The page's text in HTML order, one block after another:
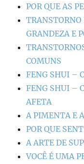
POR QUE AS
GRANDEZA E
COMUNS
FENG SHUI –
FENG SHUI –
AFETA
A PIMENTA E
POR QUE
A ARTE DE
VOCÊ É UMA